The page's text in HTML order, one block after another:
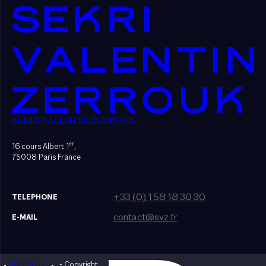
SEKRI VALENTIN ZERROUK
16 cours Albert 1er,
75008 Paris France
TELEPHONE +33 (0) 1 58 18 30 30
E-MAIL contact@svz.fr